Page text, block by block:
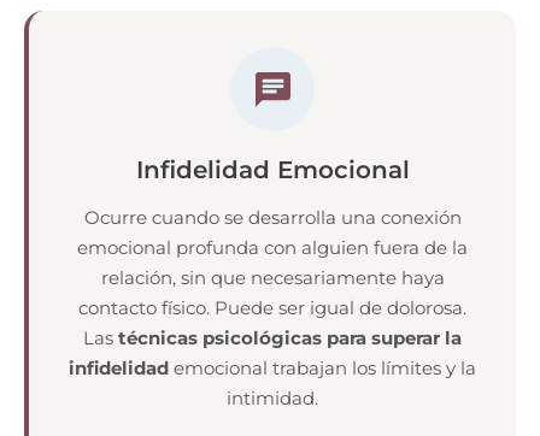
Infidelidad Emocional
Ocurre cuando se desarrolla una conexión
emocional profunda con alguien fuera de la
relación, sin que necesariamente haya
contacto físico. Puede ser igual de dolorosa.
Las técnicas psicológicas para superar la
infidelidad emocional trabajan los límites y la
intimidad.